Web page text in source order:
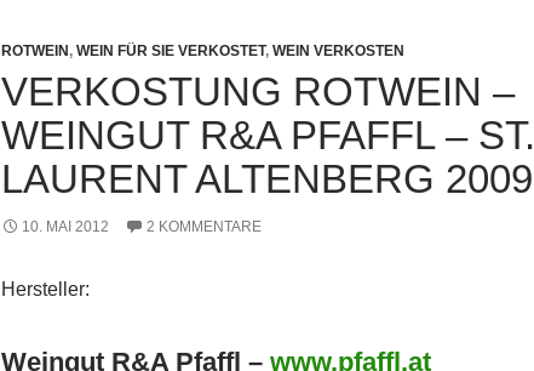
ROTWEIN , WEIN FÜR SIE VERKOSTET, WEIN VERKOSTEN
VERKOSTUNG ROTWEIN –
WEINGUT R&A PFAFFL – ST.
LAURENT ALTENBERG 2009
10. MAI 2012 2 KOMMENTARE
Hersteller:
Weingut R&A Pfaffl – www.pfaffl.at